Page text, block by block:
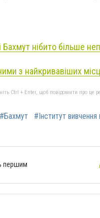
нібито більше
з найкривавіших
Ctrl + Enter, щоб повідомити про це
#Бахмут #Інститут вивчення
першим